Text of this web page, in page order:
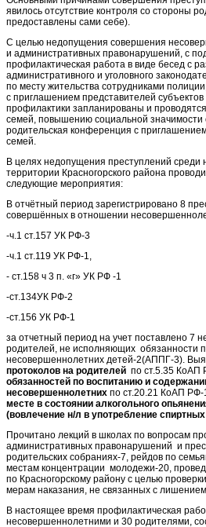
явилось отсутствие контроля со стороны
предоставлены сами себе).
С целью недопущения совершения
и административных правонарушений, с
профилактическая работа в виде бесед с
административного и уголовного
по месту жительства сотрудниками
с приглашением представителей
профилактики запланированы и
семей, повышению социальной значимости
родительская конференция с
семей.
В целях недопущения преступлений среди
территории Красногорского района
следующие мероприятия:
В отчётный период зарегистрировано 8
совершённых в отношении
-ч.1 ст.157 УК РФ-3
-ч.1 ст.119 УК РФ-1,
- ст.158 ч 3 п. «г» УК РФ -1
-ст.134УК РФ-2
-ст.156 УК РФ-1
за отчетный период на учет поставлено 7
родителей, не исполняющих обязанности
несовершеннолетних детей-2(АППГ-3).
протоколов на родителей по ст.5.35 КоАП
обязанностей по воспитанию и
несовершеннолетних по ст.20.21 КоАП РФ-
месте в состоянии алкогольного
(вовлечение н/л в употребление
Прочитано лекций в школах по вопросам
административных правонарушений и
родительских собраниях-7, рейдов по
местам концентрации молодежи-20,
по Красногорскому району с целью
мерам наказания, не связанных с
В настоящее время профилактическая
несовершеннолетними и 30 родителями,